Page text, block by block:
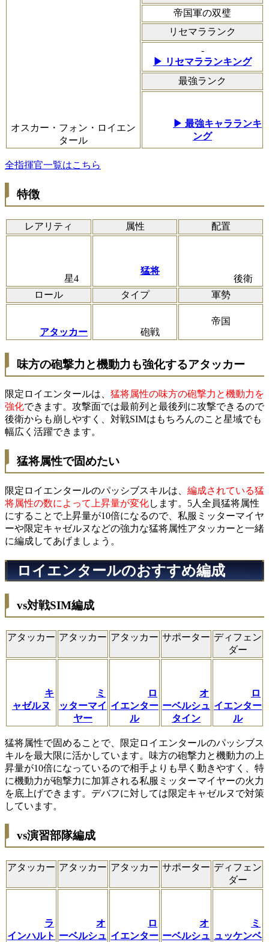
オスカー・フォン・ロイエン
タール
帝国軍の双璧
リセマラランク
-
▶ リセマラランキング
最強ランク
▶ 最強キャラランキ
ング
全指揮官一覧はこちら
特徴
レアリティ 属性 配置
星4
猛将
後衛
ロール
タイプ 軍勢
アタッカー 砲戦
帝国
味方の砲撃力と機動力も強化するアタッカー
限定ロイエンタールは、 猛将属性の味方の砲撃力と機動力を
強化できます。攻撃面では最前列と最後列に攻撃できるので
後衛からも崩しやすく、対戦SIMはもちろんのこと星域でも
幅広く活躍できます。
猛将属性で固めたい
限定ロイエンタールのパッシブスキルは、 編成されている猛
将属性の数によって上昇量が変化します。5人全員猛将属性
にすることで上昇量が10倍になるので、私服ミッターマイヤ
ーや限定キャゼルヌなどの強力な猛将属性アタッカーと一緒
に編成してあげましょう。
ロイエンタールのおすすめ編成
vs対戦SIM編成
アタッカー アタッカー アタッカー サポーター ディフェン
ダー
キ
ャゼルヌ
ミ
ッターマイ
ヤー
ロ
イエンター
ル
オ
ーベルシュ
タイン
ロ
イエンター
ル
猛将属性で固めることで、限定ロイエンタールのパッシブス
キルを最大限に活かしています。味方の砲撃力と機動力の上
昇量が10倍になっているので相手よりも早く動きやすく、特
に機動力が砲撃力に加算される私服ミッターマイヤーの火力
を底上げできます。デバフに対しては限定キャゼルヌで対策
しています。
vs演習部隊編成
アタッカー アタッカー アタッカー サポーター ディフェン
ダー
ラ
インハルト
オ
ーベルシュ
ロ
イエンター
オ
ーベルシュ
ミ
ュッケンベ